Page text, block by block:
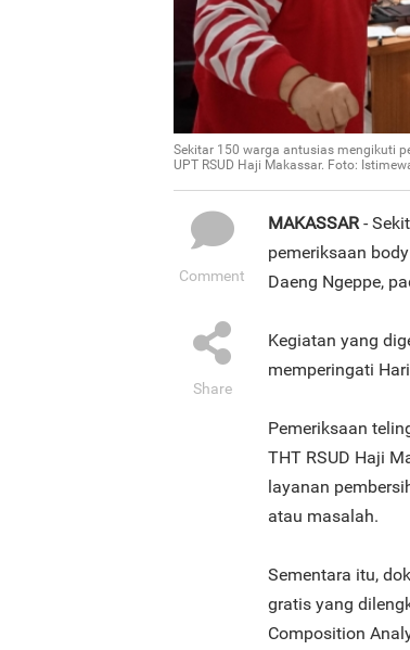
Sekitar 150 warga antusias mengikuti
UPT RSUD Haji Makassar. Foto:
Comment
Share
MAKASSAR-
pemeriksaan
Daeng Ngeppe,
Kegiatan yang
memperingati
Pemeriksaan
THT RSUD Haji
layanan
atau masalah.
Sementara itu,
gratis yang
Composition